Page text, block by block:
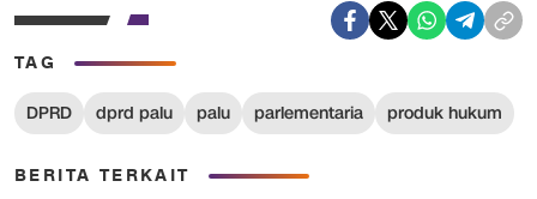
TAG
DPRD dprd palu palu parlementaria produk hukum
BERITA TERKAIT